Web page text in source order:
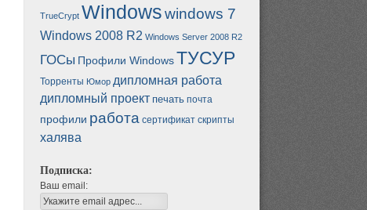
TrueCrypt Windowswindows 7
Windows 2008 R2 Windows Server 2008 R2
ГОСы Профили WindowsТУСУР
Торренты Юмор дипломная работа
дипломный проект печать почта
профили работа сертификат скрипты
халява
Подписка:
Ваш email: